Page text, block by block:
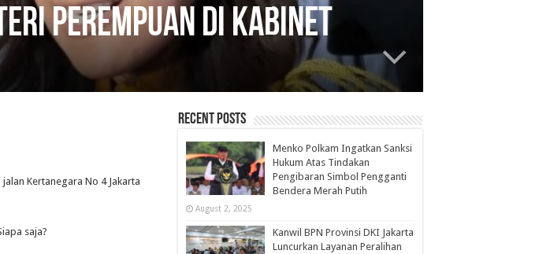
Perempuan di Kabinet
Kertanegara No 4 Jakarta
saja?
Recent Posts
Menko Polkam Ingatkan Sanksi
Hukum Atas Tindakan
Pengibaran Simbol Pengganti
Bendera Merah Putih
August 2, 2025
Kanwil BPN Provinsi DKI Jakarta
Luncurkan Layanan Peralihan